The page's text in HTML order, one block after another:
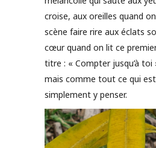
croise, aux oreilles quand
scène faire rire aux éclats
cœur quand on lit ce
titre : « Compter jusqu’à toi
mais comme tout ce qui
simplement y penser.